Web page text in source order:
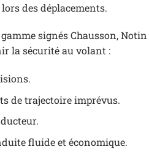
des déplacements.
signés Chausson,
la sécurité au volant :
de trajectoire imprévus.
fluide et économique.